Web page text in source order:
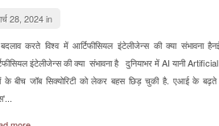
28, 2024 in
करते विश्व में आर्टिफीसियल इंटेलीजेन्स की क्या संभावना
इंटेलीजेन्स की क्या संभावना है दुनियाभर में AI यानी
के बीच जॉब सिक्योरिटी को लेकर बहस छिड़ चुकी है. एआई के बढ़ते